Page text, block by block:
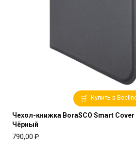
Купить в
Чехол-книжка BoraSCO Smart Cover
Чёрный
790,00 ₽